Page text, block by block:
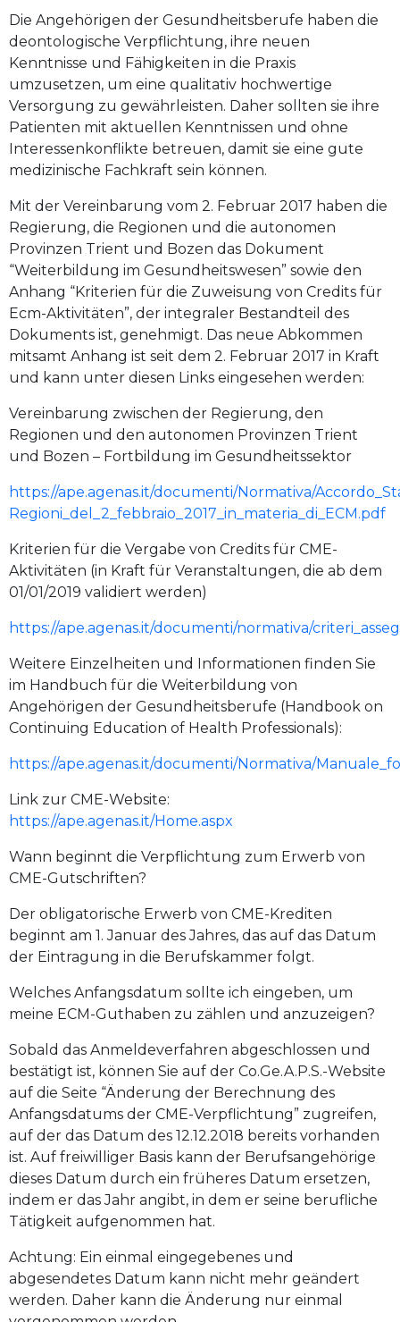
Die Angehörigen der Gesundheitsberufe haben die
deontologische Verpflichtung, ihre neuen
Kenntnisse und Fähigkeiten in die Praxis
umzusetzen, um eine qualitativ hochwertige
Versorgung zu gewährleisten. Daher sollten sie ihre
Patienten mit aktuellen Kenntnissen und ohne
Interessenkonflikte betreuen, damit sie eine gute
medizinische Fachkraft sein können.
Mit der Vereinbarung vom 2. Februar 2017 haben die
Regierung, die Regionen und die autonomen
Provinzen Trient und Bozen das Dokument
“Weiterbildung im Gesundheitswesen” sowie den
Anhang “Kriterien für die Zuweisung von Credits für
Ecm-Aktivitäten”, der integraler Bestandteil des
Dokuments ist, genehmigt. Das neue Abkommen
mitsamt Anhang ist seit dem 2. Februar 2017 in Kraft
und kann unter diesen Links eingesehen werden:
Vereinbarung zwischen der Regierung, den
Regionen und den autonomen Provinzen Trient
und Bozen – Fortbildung im Gesundheitssektor
https://ape.agenas.it/documenti/Normativa/
Regioni_del_2_febbraio_2017_in_materia_di_ECM.pdf
Kriterien für die Vergabe von Credits für CME-
Aktivitäten (in Kraft für Veranstaltungen, die ab dem
01/01/2019 validiert werden)
https://ape.agenas.it/documenti/normativa/
Weitere Einzelheiten und Informationen finden Sie
im Handbuch für die Weiterbildung von
Angehörigen der Gesundheitsberufe (Handbook on
Continuing Education of Health Professionals):
https://ape.agenas.it/documenti/Normativa/
Link zur CME-Website:
https://ape.agenas.it/Home.aspx
Wann beginnt die Verpflichtung zum Erwerb von
CME-Gutschriften?
Der obligatorische Erwerb von CME-Krediten
beginnt am 1. Januar des Jahres, das auf das Datum
der Eintragung in die Berufskammer folgt.
Welches Anfangsdatum sollte ich eingeben, um
meine ECM-Guthaben zu zählen und anzuzeigen?
Sobald das Anmeldeverfahren abgeschlossen und
bestätigt ist, können Sie auf der Co.Ge.A.P.S.-Website
auf die Seite “Änderung der Berechnung des
Anfangsdatums der CME-Verpflichtung” zugreifen,
auf der das Datum des 12.12.2018 bereits vorhanden
ist. Auf freiwilliger Basis kann der Berufsangehörige
dieses Datum durch ein früheres Datum ersetzen,
indem er das Jahr angibt, in dem er seine berufliche
Tätigkeit aufgenommen hat.
Achtung: Ein einmal eingegebenes und
abgesendetes Datum kann nicht mehr geändert
werden. Daher kann die Änderung nur einmal